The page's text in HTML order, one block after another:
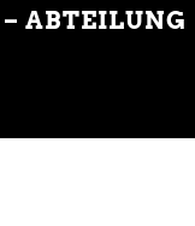
ABTEILUNG